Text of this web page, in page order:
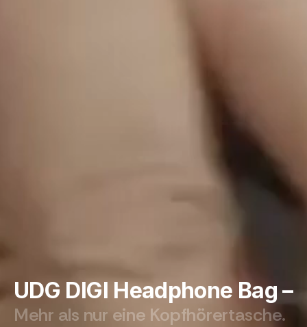
UDG DIGI Headphone Bag –
Mehr als nur eine Kopfhörertasche.